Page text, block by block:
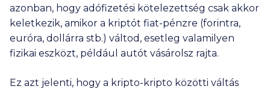
azonban, hogy adófizetési kötelezettség csak akkor
keletkezik, amikor a kriptót fiat-pénzre (forintra,
euróra, dollárra stb.) váltod, esetleg valamilyen
fizikai eszközt, például autót vásárolsz rajta.
Ez azt jelenti, hogy a kripto-kripto közötti váltás